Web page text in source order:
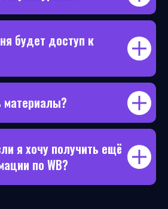
будет доступ к
материалы?
я хочу получить ещё
по WB?